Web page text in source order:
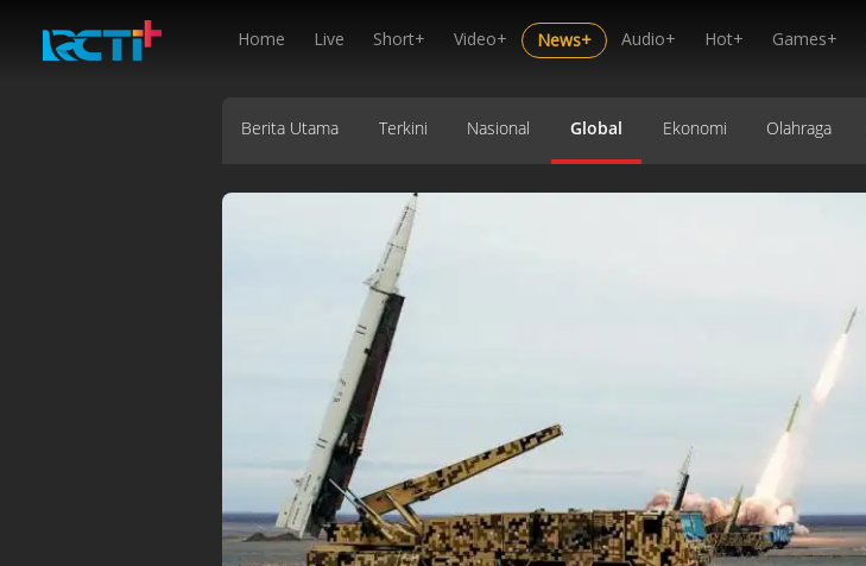
Home Live Short+ Video+ News+ Audio+ Hot+ Games+
Berita Utama Terkini Nasional Global Ekonomi Olahraga